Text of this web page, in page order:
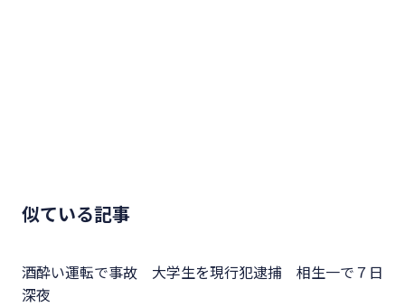
似ている記事
酒酔い運転で事故 大学生を現行犯逮捕 相生一で７日
深夜